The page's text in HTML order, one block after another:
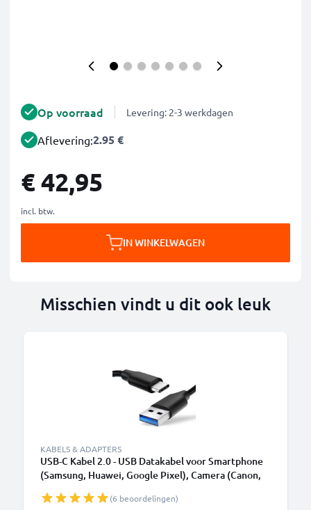
Op voorraad Levering: 2-3 werkdagen
Aflevering:2.95 €
€ 42,95
incl. btw.
IN WINKELWAGEN
Misschien vindt u dit ook leuk
KABELS & ADAPTERS
USB-C Kabel 2.0 - USB Datakabel voor Smartphone
(Samsung, Huawei, Google Pixel), Camera (Canon,
Oplaadkabel USB C Stekker
(6 beoordelingen)